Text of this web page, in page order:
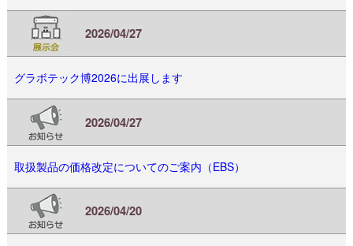
2026/04/27
グラボテック博2026に出展します
2026/04/27
取扱製品の価格改定についてのご案内（EBS）
2026/04/20